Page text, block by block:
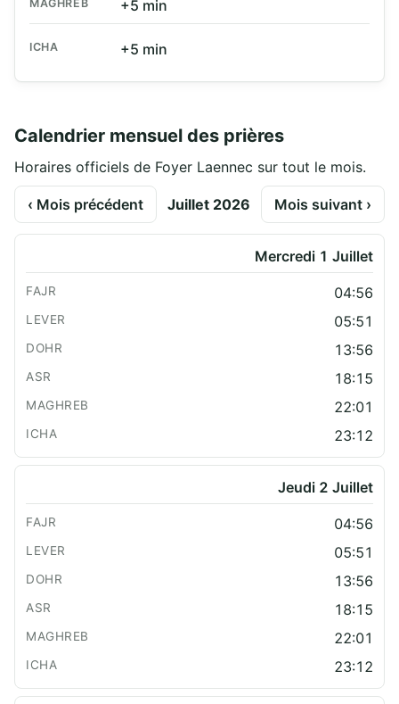
MAGHREB +5 min
ICHA +5 min
Calendrier mensuel des prières
Horaires officiels de Foyer Laennec sur tout le mois.
‹ Mois précédent Juillet 2026 Mois suivant ›
Mercredi 1 Juillet
04:56
05:51
13:56
18:15
22:01
23:12
Jeudi 2 Juillet
04:56
05:51
13:56
18:15
22:01
23:12